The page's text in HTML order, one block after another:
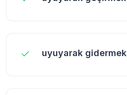
uyuyarak gidermek